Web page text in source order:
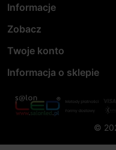
Informacje
Zobacz
Twoje konto
Informacja o sklepie
©